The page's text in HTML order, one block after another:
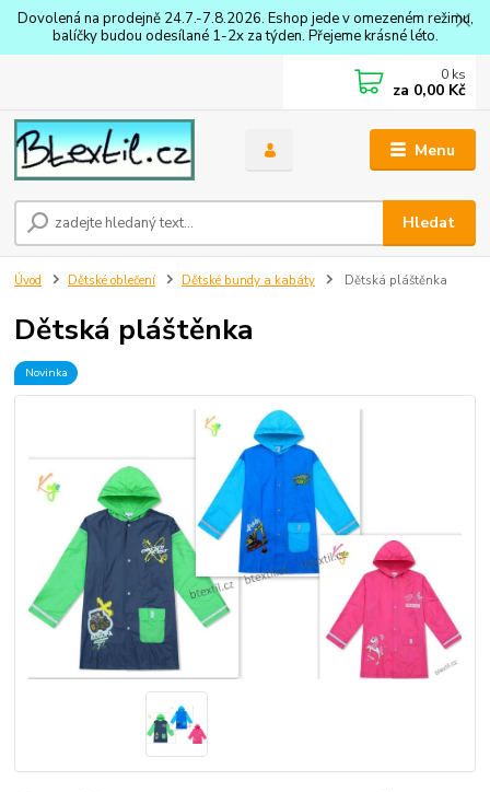
Dovolená na prodejně 24.7.-7.8.2026. Eshop jede v omezeném režimu,
balíčky budou odesílané 1-2x za týden. Přejeme krásné léto.
Menu
Hledat
0 ks
za 0,00 Kč
Úvod Dětské oblečení Dětské bundy a kabáty Dětská pláštěnka
Dětská pláštěnka
Novinka